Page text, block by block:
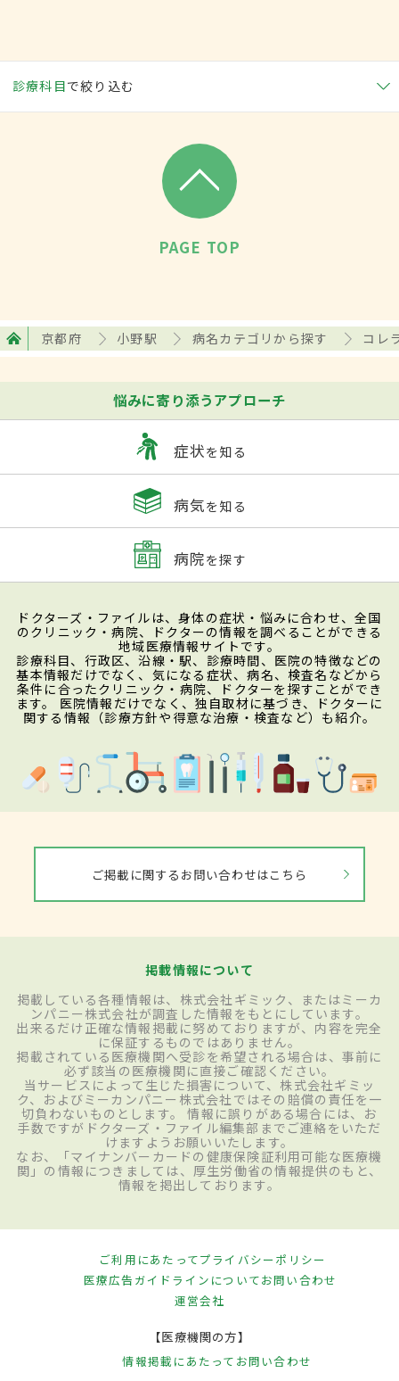
診療科目で絞り込む
PAGE TOP
京都府 小野駅 病名カテゴリから探す コレ
悩みに寄り添うアプローチ
症状を知る
病気を知る
病院を探す
ドクターズ・ファイルは、身体の症状・悩みに合わせ、全国
のクリニック・病院、ドクターの情報を調べることができる
地域医療情報サイトです。
診療科目、行政区、沿線・駅、診療時間、医院の特徴などの
基本情報だけでなく、気になる症状、病名、検査名などから
条件に合ったクリニック・病院、ドクターを探すことができ
ます。 医院情報だけでなく、独自取材に基づき、ドクターに
関する情報（診療方針や得意な治療・検査など）も紹介。
ご掲載に関するお問い合わせはこちら
掲載情報について
掲載している各種情報は、株式会社ギミック、またはミーカ
ンパニー株式会社が調査した情報をもとにしています。
出来るだけ正確な情報掲載に努めておりますが、内容を完全
に保証するものではありません。
掲載されている医療機関へ受診を希望される場合は、事前に
必ず該当の医療機関に直接ご確認ください。
当サービスによって生じた損害について、株式会社ギミッ
ク、およびミーカンパニー株式会社ではその賠償の責任を一
切負わないものとします。 情報に誤りがある場合には、お
手数ですがドクターズ・ファイル編集部までご連絡をいただ
けますようお願いいたします。
なお、「マイナンバーカードの健康保険証利用可能な医療機
関」の情報につきましては、厚生労働省の情報提供のもと、
情報を掲出しております。
ご利用にあたってプライバシーポリシー
医療広告ガイドラインについてお問い合わせ
運営会社
【医療機関の方】
情報掲載にあたって お問い合わせ